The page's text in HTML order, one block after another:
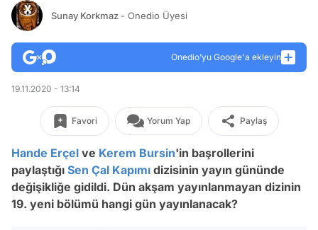
Sunay Korkmaz - Onedio Üyesi
Onedio’yu Google'a ekleyin
19.11.2020 - 13:14
Favori Yorum Yap Paylaş
Hande Erçel ve Kerem Bursin'in başrollerini
paylaştığı Sen Çal Kapımı dizisinin yayın gününde
değişikliğe gidildi. Dün akşam yayınlanmayan dizinin
19. yeni bölümü hangi gün yayınlanacak?